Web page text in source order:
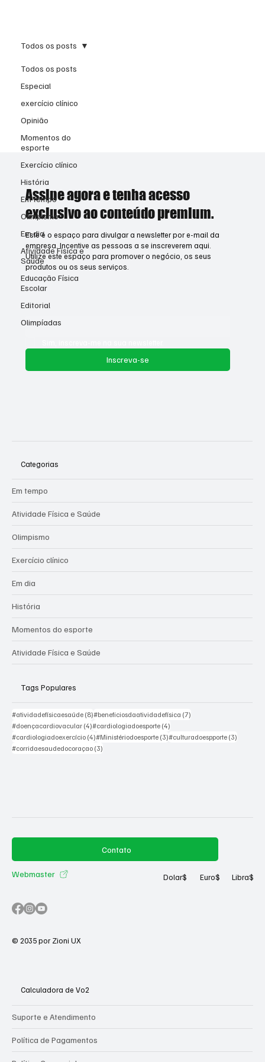
Todos os posts
Especial
exercício clínico
Opinião
Momentos do
esporte
Exercício clínico
História
Em tempo
Olimpismo
Em dia
Atividade Física e
Saúde
Educação Física
Escolar
Editorial
Olimpíadas
Todos os posts
Assine agora e tenha acesso
exclusivo ao conteúdo premium.
Email *
Inscreva-se
Este é o espaço para divulgar a newsletter por e-mail da
empresa. Incentive as pessoas a se inscreverem aqui.
Utilize este espaço para promover o negócio, os seus
produtos ou os seus serviços.
Categorias
Em tempo
Atividade Física e Saúde
Olimpismo
Exercício clínico
Em dia
História
Momentos do esporte
Atividade Física e Saúde
Tags Populares
#atividadefísicaesaúde (8)8 posts
#beneficiosdaatividadefísica (7)
#doençacardiovacular (4)4 posts
#cardiologiadoesporte (4)
#cardiologiadoexercício (4)4 posts
#Ministériodoesporte (3)3 posts
#culturadoespporte (3)
#corridaesaudedocoraçao (3)
Contato
Webmaster Dolar$ Euro$ Libra$
© 2035 por Zioni UX
Calculadora de Vo2
Suporte e Atendimento
Política de Pagamentos